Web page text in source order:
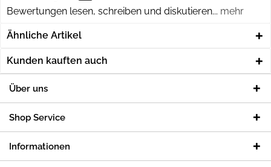
Bewertungen lesen, schreiben und diskutieren... mehr
Ähnliche Artikel
Kunden kauften auch
Über uns
Shop Service
Informationen